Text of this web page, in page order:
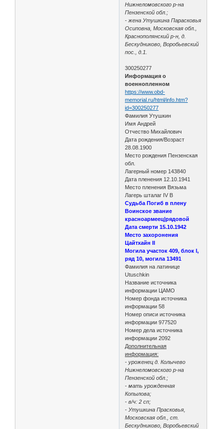
Нижнеломовского р-на
Пензенской обл.;
- жена Утушкина Парасковья
Осиповна, Московская обл.,
Краснополянский р-н, д.
Бескудниково, Воробьевский
пос., д.1.
300250277
Информация о
военнопленном
https://www.obd-
memorial.ru/html/info.htm?
id=300250277
Фамилия Утушкин
Имя Андрей
Отчество Михайлович
Дата рождения/Возраст
28.08.1900
Место рождения Пензенская
обл.
Лагерный номер 143840
Дата пленения 12.10.1941
Место пленения Вязьма
Лагерь шталаг IV B
Судьба Погиб в плену
Воинское звание
красноармеец|рядовой
Дата смерти 15.10.1942
Место захоронения
Цайтхайн II
Могила участок 409, блок I,
ряд 10, могила 13491
Фамилия на латинице
Utuschkin
Название источника
информации ЦАМО
Номер фонда источника
информации 58
Номер описи источника
информации 977520
Номер дела источника
информации 2092
Дополнительная
информация:
- уроженец д. Колычево
Нижнеломовского р-на
Пензенской обл.;
- мать урожденная
Копылова;
- в/ч: 2 сп;
- Утушкина Прасковья,
Московская обл., ст.
Бескудниково, Воробьевский